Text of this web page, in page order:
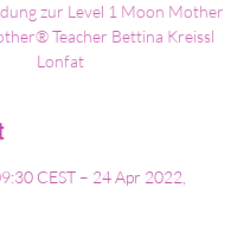
zur Level 1 Moon Mother
Teacher Bettina Kreissl
Lonfat
CEST – 24 Apr 2022,